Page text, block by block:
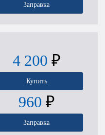
Заправка
4 200 ₽
Купить
960 ₽
Заправка